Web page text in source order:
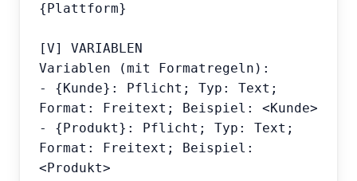
{Plattform}
[V] VARIABLEN
Variablen (mit Formatregeln):
- {Kunde}: Pflicht; Typ: Text;
Format: Freitext; Beispiel: <Kunde>
- {Produkt}: Pflicht; Typ: Text;
Format: Freitext; Beispiel:
<Produkt>